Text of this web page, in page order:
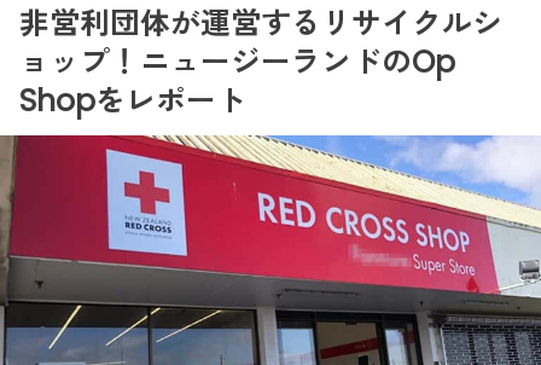
非営利団体が運営するリサイクルシ
ョップ！ニュージーランドのOp
Shopをレポート